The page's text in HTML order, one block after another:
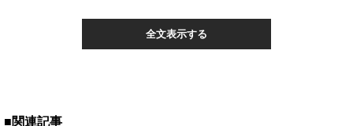
全文表示する
■関連記事